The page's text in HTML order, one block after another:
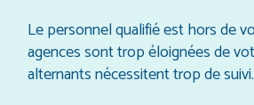
Le personnel qualifié est hors de
agences sont trop éloignées de
alternants nécessitent trop de